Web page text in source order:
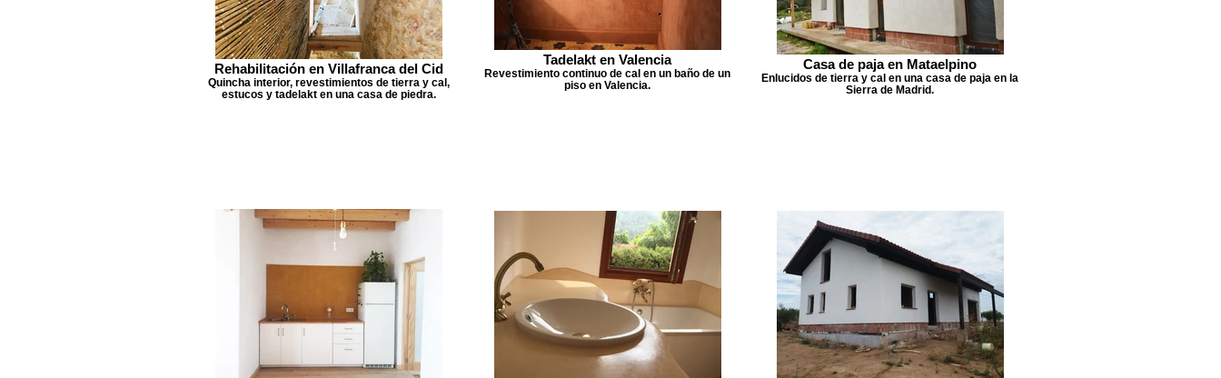
Rehabilitación en Villafranca del Cid
Quincha interior, revestimientos de tierra y cal,
estucos y tadelakt en una casa de piedra.
Tadelakt en Valencia
Revestimiento continuo de cal en un baño de un
piso en Valencia.
Casa de paja en Mataelpino
Enlucidos de tierra y cal en una casa de paja en la
Sierra de Madrid.